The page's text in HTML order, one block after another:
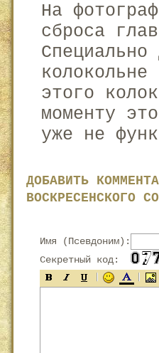
На
сброса
этого
моменту
уже не
ДОБАВИТЬ
ВОСКРЕСЕНСКОГО
Имя (Псевдоним):
Секретный код: